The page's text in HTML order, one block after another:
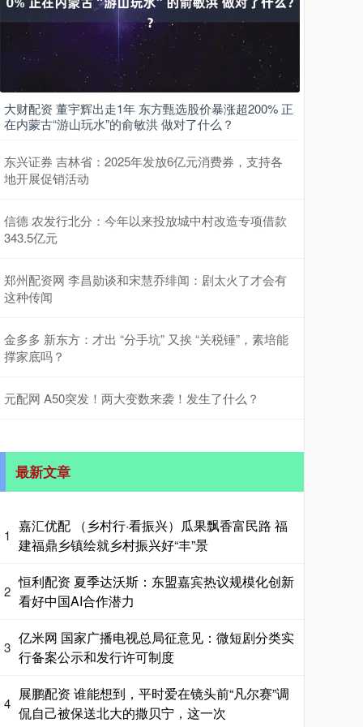
大财配资 董宇辉出走1年 东方甄选股价暴涨超200% 正
在内蒙古“游山玩水”的俞敏洪 做对了什么？
东兴证券 吉林省：2025年发放6亿元消费券，支持各
地开展促销活动
信德 农发行北分：今年以来投放城中村改造专项借款
343.5亿元
郑州配资网 李昌勋谈和宋慧乔绯闻：剧太火了才会有
这种传闻
金多多 新东方：才出 “分手坑” 又挨 “关税锤”，素培能
撑家底吗？
元配网 A50突发！两大变数来袭！发生了什么？
最新文章
1
嘉汇优配 （乡村行·看振兴）瓜果飘香富民路 福
建福鼎乡镇绘就乡村振兴好“丰”景
2
恒利配资 夏季达沃斯：东盟嘉宾热议规模化创新
看好中国AI合作潜力
3
亿米网 国家广播电视总局征意见：微短剧分类实
行备案公示和发行许可制度
4
展鹏配资 谁能想到，平时爱在镜头前“凡尔赛”调
侃自己被保送北大的撒贝宁，这一次